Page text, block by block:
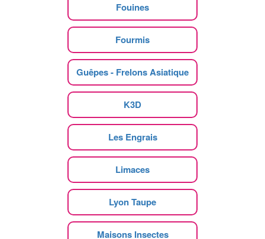
Fouines
Fourmis
Guêpes - Frelons Asiatique
K3D
Les Engrais
Limaces
Lyon Taupe
Maisons Insectes